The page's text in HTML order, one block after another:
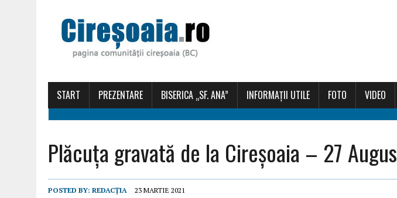
START PREZENTARE BISERICA „SF. ANA” INFORMAȚII UTILE FOTO VIDEO
Plăcuța gravată de la Cireșoaia – 27
POSTED BY: REDACȚIA 23 MARTIE 2021